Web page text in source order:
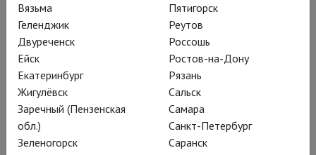
В названии обоих
фольклорные персонажи:
снежное сказочное
создание и чудо-юдо,
воспетое в
Вязьма
Геленджик
Двуреченск
Ейск
Екатеринбург
Жигулёвск
Заречный (Пензенская
обл.)
Зеленогорск
Пятигорск
Реутов
Россошь
Ростов-на-Дону
Рязань
Сальск
Самара
Санкт-Петербург
Саранск